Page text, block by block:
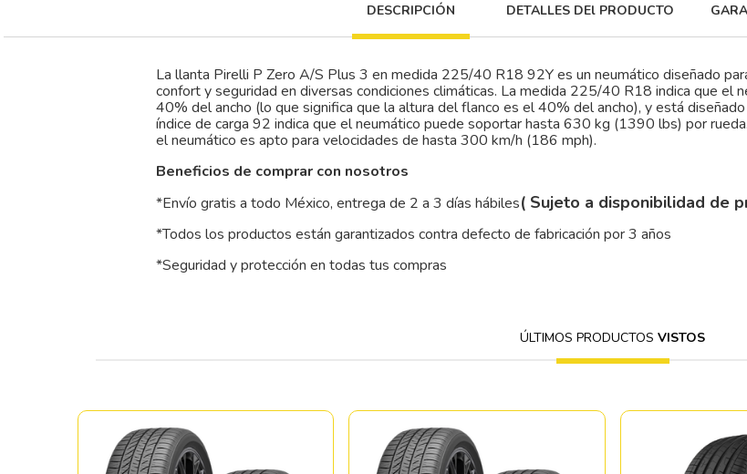
DESCRIPCIÓN DETALLES DEl PRODUCTO
La llanta Pirelli P Zero A/S Plus 3 en medida 225/40 R18 92Y es un neumático diseñado
confort y seguridad en diversas condiciones climáticas. La medida 225/40 R18 indica que el
40% del ancho (lo que significa que la altura del flanco es el 40% del ancho), y está
índice de carga 92 indica que el neumático puede soportar hasta 630 kg (1390 lbs) por
el neumático es apto para velocidades de hasta 300 km/h (186 mph).
Beneficios de comprar con nosotros
*Envío gratis a todo México, entrega de 2 a 3 días hábiles( Sujeto a disponibilidad de
*Todos los productos están garantizados contra defecto de fabricación por 3 años
*Seguridad y protección en todas tus compras
ÚLTIMOS PRODUCTOSVISTOS